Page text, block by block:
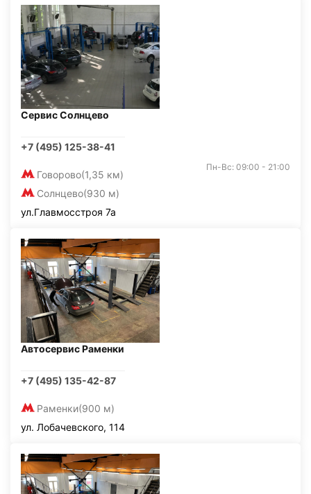
Сервис Солнцево
+7 (495) 125-38-41
Говорово(1,35 км)
Солнцево(930 м)
Пн-Вс: 09:00 - 21:00
ул.Главмосстроя 7а
Автосервис Раменки
+7 (495) 135-42-87
Раменки(900 м)
ул. Лобачевского, 114